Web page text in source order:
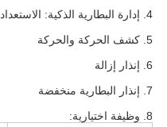
4. إدارة البطارية الذكية: الاستعداد لمدة 3 سنوات
5. كشف الحركة والحركة
6. إنذار إزالة
7. إنذار البطارية منخفضة
8. وظيفة اختيارية: